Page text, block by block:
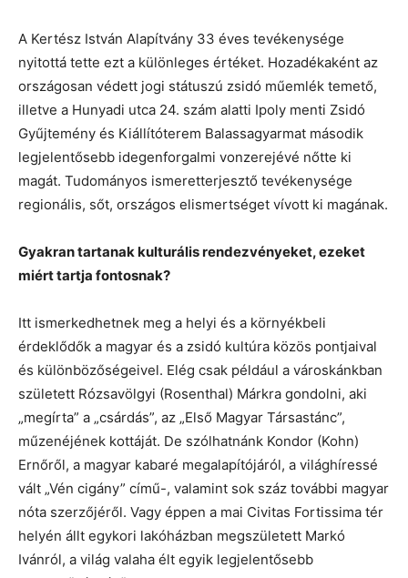
A Kertész István Alapítvány 33 éves tevékenysége
nyitottá tette ezt a különleges értéket. Hozadékaként az
országosan védett jogi státuszú zsidó műemlék temető,
illetve a Hunyadi utca 24. szám alatti Ipoly menti Zsidó
Gyűjtemény és Kiállítóterem Balassagyarmat második
legjelentősebb idegenforgalmi vonzerejévé nőtte ki
magát. Tudományos ismeretterjesztő tevékenysége
regionális, sőt, országos elismertséget vívott ki magának.
Gyakran tartanak kulturális rendezvényeket, ezeket
miért tartja fontosnak?
Itt ismerkedhetnek meg a helyi és a környékbeli
érdeklődők a magyar és a zsidó kultúra közös pontjaival
és különbözőségeivel. Elég csak például a városkánkban
született Rózsavölgyi (Rosenthal) Márkra gondolni, aki
„megírta” a „csárdás”, az „Első Magyar Társastánc”,
műzenéjének kottáját. De szólhatnánk Kondor (Kohn)
Ernőről, a magyar kabaré megalapítójáról, a világhíressé
vált „Vén cigány” című-, valamint sok száz további magyar
nóta szerzőjéről. Vagy éppen a mai Civitas Fortissima tér
helyén állt egykori lakóházban megszületett Markó
Ivánról, a világ valaha élt egyik legjelentősebb